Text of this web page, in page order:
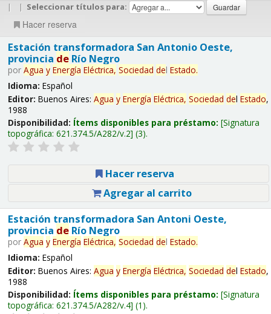
| | Seleccionar títulos para:
Hacer reserva
Estación transformadora San Antonio Oeste,
provincia deRío Negro
por Agua y Energía Eléctrica, Sociedad del Estado.
Idioma: Español
Editor: Buenos Aires: Agua y Energía Eléctrica, Sociedad del Estado,
1988
Disponibilidad: Ítems disponibles para préstamo: Signatura
topográfica: 621.374.5/A282/v.2 (3).
Hacer reserva
Agregar al carrito
Estación transformadora San Antoni Oeste,
provincia deRío Negro
por Agua y Energía Eléctrica, Sociedad del Estado.
Idioma: Español
Editor: Buenos Aires: Agua y Energía Eléctrica, Sociedad del Estado,
1988
Disponibilidad: Ítems disponibles para préstamo: Signatura
topográfica: 621.374.5/A282/v.4 (1).